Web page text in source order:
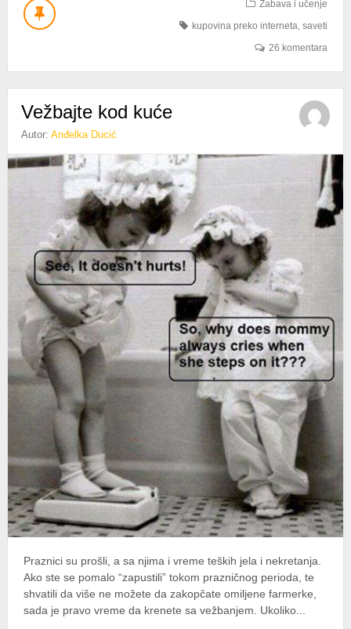
Zabava i učenje
kupovina preko interneta,saveti
26 komentara
Vežbajte kod kuće
Autor:Anđelka Ducić
Praznici su prošli, a sa njima i vreme teških jela i nekretanja.
Ako ste se pomalo “zapustili” tokom prazničnog perioda, te
shvatili da više ne možete da zakopčate omiljene farmerke,
sada je pravo vreme da krenete sa vežbanjem. Ukoliko...